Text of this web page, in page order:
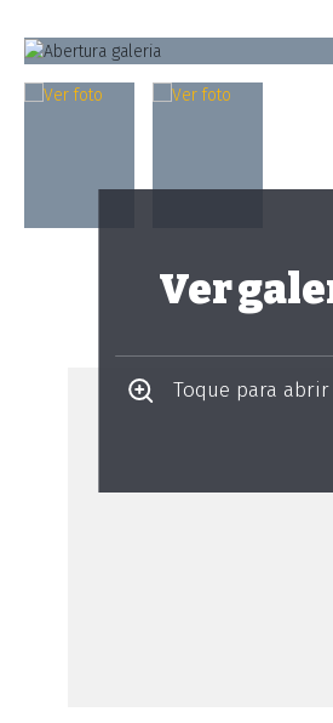
Ver
Toque para